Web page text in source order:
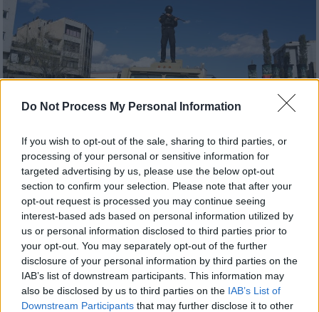
Do Not Process My Personal Information
If you wish to opt-out of the sale, sharing to third parties, or
processing of your personal or sensitive information for
targeted advertising by us, please use the below opt-out
section to confirm your selection. Please note that after your
opt-out request is processed you may continue seeing
interest-based ads based on personal information utilized by
us or personal information disclosed to third parties prior to
your opt-out. You may separately opt-out of the further
disclosure of your personal information by third parties on the
IAB’s list of downstream participants. This information may
also be disclosed by us to third parties on the IAB’s List of
Downstream Participants that may further disclose it to other
(AP Photo/Vahid Salemi)
Προσθέστε το ΕΘΝΟΣ στη Google
Οι ιρανικές ένοπλες δυνάμεις υποσχέθηκαν
σήμερα «συντριπτικές»επιθέσεις εναντίον
των Ηνωμένων Πολιτειών και του Ισραήλ,
αφού ο Αμερικανός πρόεδρος Ντόναλντ